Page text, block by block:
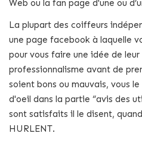
Web ou la fan page d'une ou
La plupart des coiffeurs
une page facebook à laquelle
pour vous faire une idée de
professionnalisme avant de
soient bons ou mauvais, vous
d'oeil dans la partie “avis des
sont satisfaits il le disent,
HURLENT.